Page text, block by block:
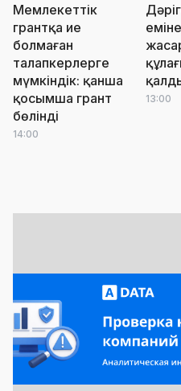
Мемлекеттік
грантқа ие
болмаған
талапкерлерге
мүмкіндік: қанша
қосымша грант
бөлінді
14:00
13:00